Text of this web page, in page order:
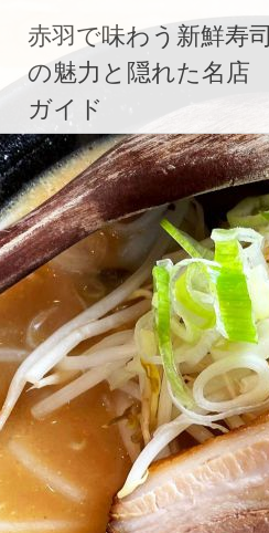
ン
へ
ス
キ
ッ
プ
赤羽で味わう新鮮寿司
の魅力と隠れた名店
ガイド